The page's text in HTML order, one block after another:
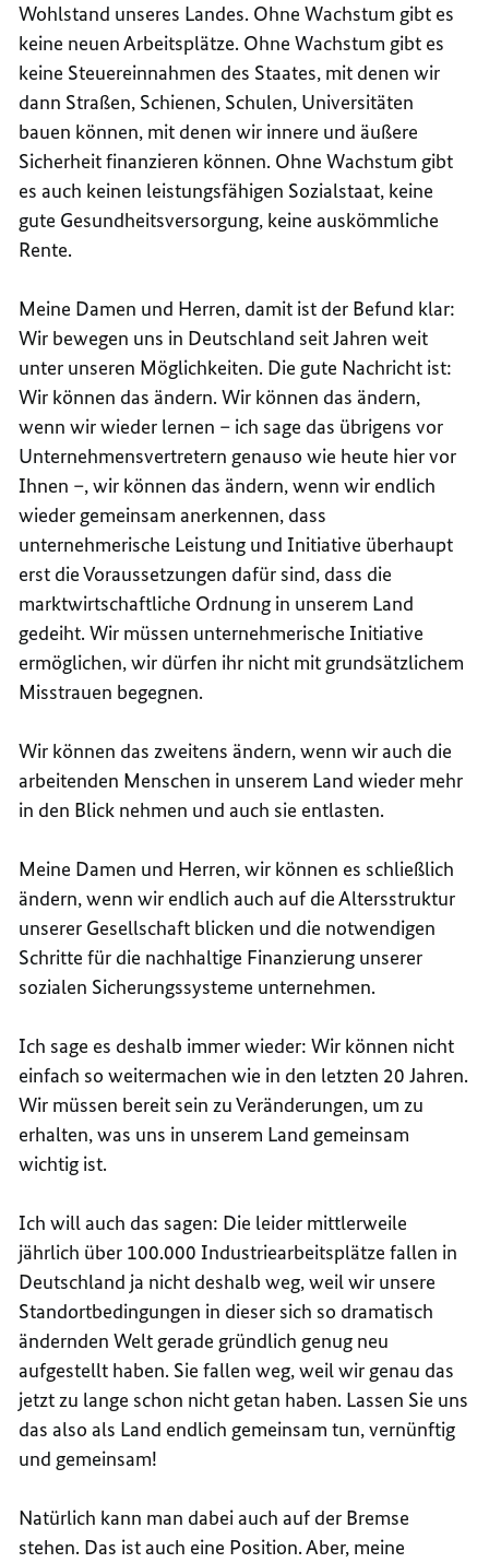
Wohlstand unseres Landes. Ohne Wachstum gibt es
keine neuen Arbeitsplätze. Ohne Wachstum gibt es
keine Steuereinnahmen des Staates, mit denen wir
dann Straßen, Schienen, Schulen, Universitäten
bauen können, mit denen wir innere und äußere
Sicherheit finanzieren können. Ohne Wachstum gibt
es auch keinen leistungsfähigen Sozialstaat, keine
gute Gesundheitsversorgung, keine auskömmliche
Rente.
Meine Damen und Herren, damit ist der Befund klar:
Wir bewegen uns in Deutschland seit Jahren weit
unter unseren Möglichkeiten. Die gute Nachricht ist:
Wir können das ändern. Wir können das ändern,
wenn wir wieder lernen – ich sage das übrigens vor
Unternehmensvertretern genauso wie heute hier vor
Ihnen –, wir können das ändern, wenn wir endlich
wieder gemeinsam anerkennen, dass
unternehmerische Leistung und Initiative überhaupt
erst die Voraussetzungen dafür sind, dass die
marktwirtschaftliche Ordnung in unserem Land
gedeiht. Wir müssen unternehmerische Initiative
ermöglichen, wir dürfen ihr nicht mit grundsätzlichem
Misstrauen begegnen.
Wir können das zweitens ändern, wenn wir auch die
arbeitenden Menschen in unserem Land wieder mehr
in den Blick nehmen und auch sie entlasten.
Meine Damen und Herren, wir können es schließlich
ändern, wenn wir endlich auch auf die Altersstruktur
unserer Gesellschaft blicken und die notwendigen
Schritte für die nachhaltige Finanzierung unserer
sozialen Sicherungssysteme unternehmen.
Ich sage es deshalb immer wieder: Wir können nicht
einfach so weitermachen wie in den letzten 20 Jahren.
Wir müssen bereit sein zu Veränderungen, um zu
erhalten, was uns in unserem Land gemeinsam
wichtig ist.
Ich will auch das sagen: Die leider mittlerweile
jährlich über 100.000 Industriearbeitsplätze fallen in
Deutschland ja nicht deshalb weg, weil wir unsere
Standortbedingungen in dieser sich so dramatisch
ändernden Welt gerade gründlich genug neu
aufgestellt haben. Sie fallen weg, weil wir genau das
jetzt zu lange schon nicht getan haben. Lassen Sie uns
das also als Land endlich gemeinsam tun, vernünftig
und gemeinsam!
Natürlich kann man dabei auch auf der Bremse
stehen. Das ist auch eine Position. Aber, meine